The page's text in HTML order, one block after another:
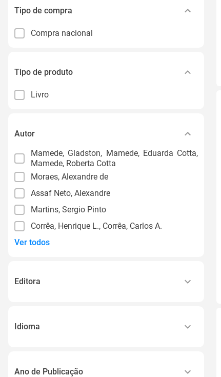
Tipo de compra
Compra nacional
Tipo de produto
Livro
Autor
Mamede, Gladston, Mamede, Eduarda Cotta,
Mamede, Roberta Cotta
Moraes, Alexandre de
Assaf Neto, Alexandre
Martins, Sergio Pinto
Corrêa, Henrique L., Corrêa, Carlos A.
Ver todos
Editora
Idioma
Ano de Publicação